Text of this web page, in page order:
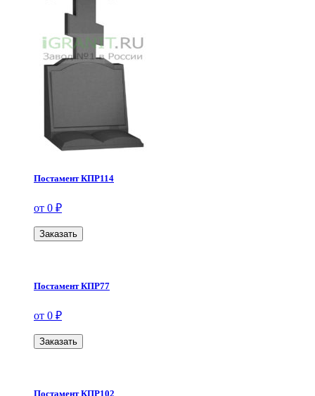
Постамент КПР114
от 0 ₽
Заказать
Постамент КПР77
от 0 ₽
Заказать
Постамент КПР102